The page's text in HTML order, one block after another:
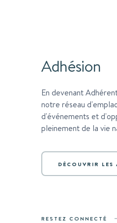
Adhésion
En devenant
notre réseau
d'événements et
pleinement de la vie
DÉCOUVRIR LES
RESTEZ CONNECTÉ